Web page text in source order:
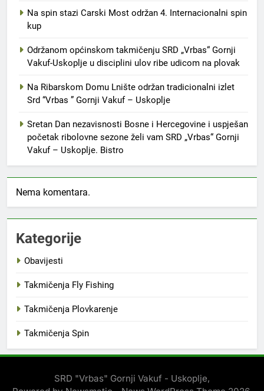
Na spin stazi Carski Most održan 4. Internacionalni spin
kup
Održanom općinskom takmičenju SRD „Vrbas“ Gornji
Vakuf-Uskoplje u disciplini ulov ribe udicom na plovak
Na Ribarskom Domu Lnište održan tradicionalni izlet
Srd “Vrbas ” Gornji Vakuf – Uskoplje
Sretan Dan nezavisnosti Bosne i Hercegovine i uspješan
početak ribolovne sezone želi vam SRD „Vrbas“ Gornji
Vakuf – Uskoplje. Bistro
Nema komentara.
Kategorije
Obavijesti
Takmičenja Fly Fishing
Takmičenja Plovkarenje
Takmičenja Spin
SRD "Vrbas" Gornji Vakuf - Uskoplje,